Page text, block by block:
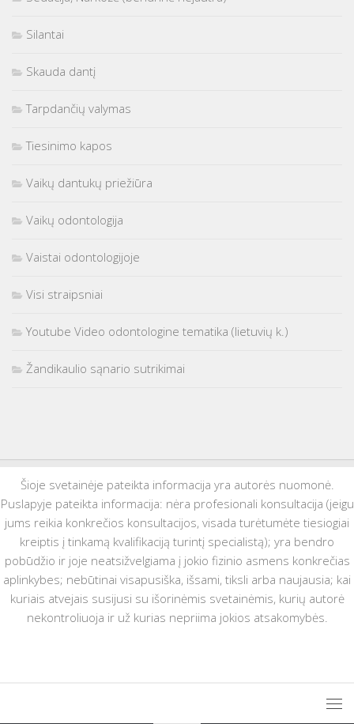
Silantai
Skauda dantį
Tarpdančių valymas
Tiesinimo kapos
Vaikų dantukų priežiūra
Vaikų odontologija
Vaistai odontologijoje
Visi straipsniai
Youtube Video odontologine tematika (lietuvių k.)
Žandikaulio sąnario sutrikimai
Šioje svetainėje pateikta informacija yra autorės nuomonė.
Puslapyje pateikta informacija: nėra profesionali konsultacija (jeigu
jums reikia konkrečios konsultacijos, visada turėtumėte tiesiogiai
kreiptis į tinkamą kvalifikaciją turintį specialistą); yra bendro
pobūdžio ir joje neatsižvelgiama į jokio fizinio asmens konkrečias
aplinkybes; nebūtinai visapusiška, išsami, tiksli arba naujausia; kai
kuriais atvejais susijusi su išorinėmis svetainėmis, kurių autorė
nekontroliuoja ir už kurias nepriima jokios atsakomybės.